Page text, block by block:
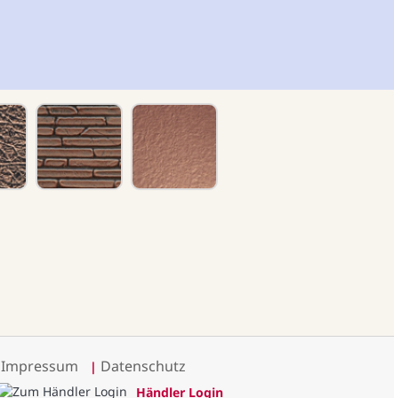
| Datenschutz
Händler Login